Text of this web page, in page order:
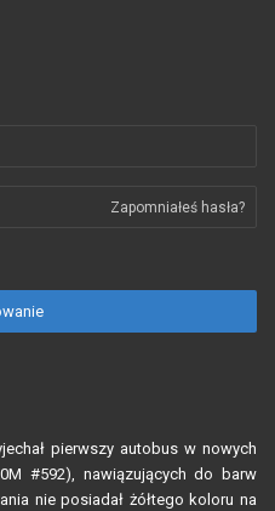
Zapomniałeś hasła?
pierwszy autobus w nowych
#592), nawiązujących do barw
nie posiadał żółtego koloru na